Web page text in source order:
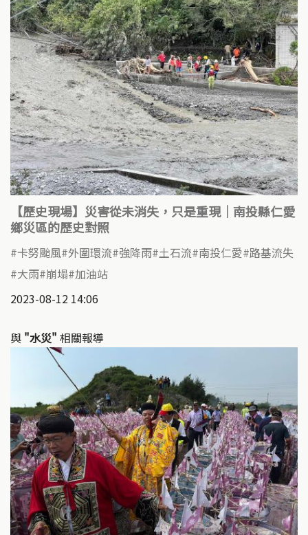
【歷史現場】災害從未消失，只是重現｜南投縣仁愛
鄉災區的歷史對照
卡努颱風 外圍環流 強降雨 土石流 南投仁愛 路基流失
大雨 崩塌 加油站
2023-08-12 14:06
與 "水災" 相關報導